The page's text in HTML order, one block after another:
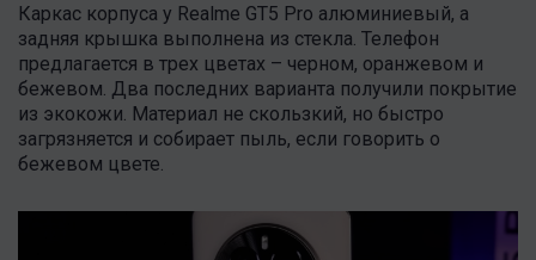
Каркас корпуса у Realme GT5 Pro алюминиевый, а
задняя крышка выполнена из стекла. Телефон
предлагается в трех цветах – черном, оранжевом и
бежевом. Два последних варианта получили покрытие
из экокожи. Материал не скользкий, но быстро
загрязняется и собирает пыль, если говорить о
бежевом цвете.